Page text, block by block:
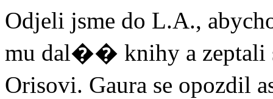
Odjeli jsme do L.A.,
mu dal�� knihy a zeptali
Orisovi. Gaura se opozdil